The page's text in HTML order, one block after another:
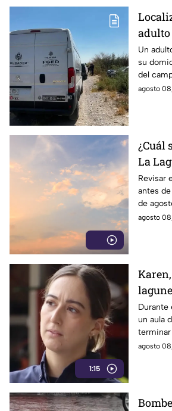
adulto
un
Un
su
del
hogar.
agosto
¿Cuál
La
2026?
Revisar
antes
de
agosto
1:15
Durante
un aula
terminar
pizarrón
agosto